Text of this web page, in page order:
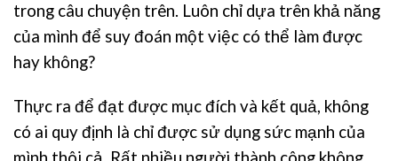
trong câu chuyện trên. Luôn chỉ dựa trên khả năng
của mình để suy đoán một việc có thể làm được
hay không?
Thực ra để đạt được mục đích và kết quả, không
có ai quy định là chỉ được sử dụng sức mạnh của